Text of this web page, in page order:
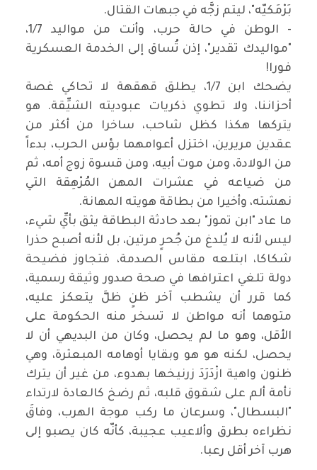
بَرْمَكيّه"، ليتم زجَّه في جبهات القتال.
- الوطن في حالة حرب، وأنت من مواليد 1/7،
"مواليدك تقدير"، إذن تُساق إلى الخدمة العسكرية
فورا!
يضحك ابن 1/7، يطلق قهقهة لا تحاكي غصة
أحزاننا، ولا تطوي ذكريات عبوديته الشيِّقة. هو
يتركها هكذا كظل شاحب، ساخرا من أكثر من
عقدين مريرين، اختزل أعوامهما بؤس الحرب، بدءاً
من الولادة، ومن موت أبيه، ومن قسوة زوج أمه، ثم
من ضياعه في عشرات المهن المُرْهِقة التي
نهشته، وأخيرا من بطاقة هويته المهانة.
ما عاد "ابن تموز" بعد حادثة البطاقة يثق بأيِّ شيء،
ليس لأنه لا يُلدغ من جُحرٍ مرتين، بل لأنه أصبح حذرا
شكاكا، ابتلعه مقاس الصدمة، فتجاوز فضيحة
دولة تلغي اعترافها في صحة صدور وثيقة رسمية،
كما قرر أن يشطب آخر ظنٍ ظلَّ يتعكز عليه،
متوهما أنه مواطن لا تسخر منه الحكومة على
الأقل، وهو ما لم يحصل، وكان من البديهي أن لا
يحصل، لكنه هو هو وبقايا أوهامه المبعثرة، وهي
ظنون واهية ازْدَرَدَ زرنيخها بهدوء، من غير أن يترك
نأمة ألم على شقوق قلبه، ثم رضخ كالعادة لارتداء
"البسطال"، وسرعان ما ركب موجة الهرب، وفاقَ
نظراءه بطرق وألاعيب عجيبة، كأنّه كان يصبو إلى
هرب آخر أقل رعبا.